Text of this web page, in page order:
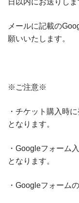
日以内にお送りしま
メールに記載の
願いいたします。
※ご注意※
・チケット購入時
となります。
・Googleフォーム
となります。
・Googleフォーム